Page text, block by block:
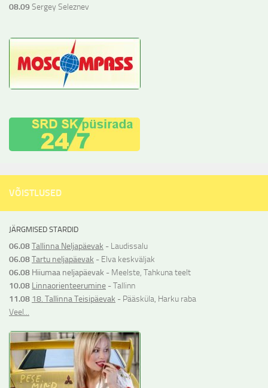
08.09Sergey Seleznev
VÕISTLUSED
JÄRGMISED STARDID
06.08Tallinna Neljapäevak - Laudissalu
06.08Tartu neljapäevak - Elva keskväljak
06.08 Hiiumaa neljapäevak - Meelste, Tahkuna teelt
10.08 Linnaorienteerumine - Tallinn
11.08 18. Tallinna Teisipäevak - Pääsküla, Harku raba
Veel...